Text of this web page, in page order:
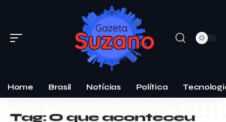
Home Brasil Notícias Política
Tag:O que aconteceu